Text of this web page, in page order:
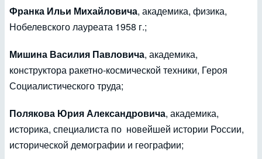
Франка Ильи Михайловича, академика, физика,
Нобелевского лауреата 1958 г.;
Мишина Василия Павловича, академика,
конструктора ракетно-космической техники, Героя
Социалистического труда;
Полякова Юрия Александровича, академика,
историка, специалиста по новейшей истории России,
исторической демографии и географии;